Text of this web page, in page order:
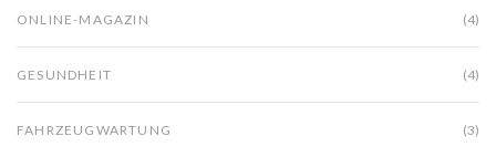
ONLINE-MAGAZIN (4)
GESUNDHEIT (4)
FAHRZEUGWARTUNG (3)